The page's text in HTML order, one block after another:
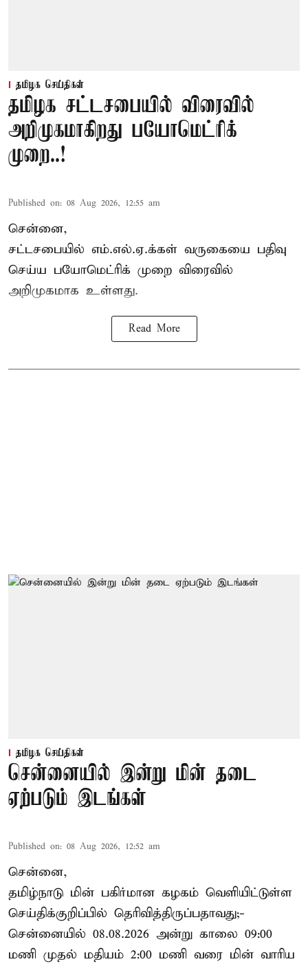
தமிழக செய்திகள்
தமிழக சட்டசபையில் விரைவில்
அறிமுகமாகிறது பயோமெட்ரிக்
முறை..!
Published on: 08 Aug 2026, 12:55 am
சென்னை,
சட்டசபையில் எம்.எல்.ஏ.க்கள் வருகையை பதிவு
செய்ய பயோமெட்ரிக் முறை விரைவில்
அறிமுகமாக உள்ளது.
Read More
தமிழக செய்திகள்
சென்னையில் இன்று மின் தடை
ஏற்படும் இடங்கள்
Published on: 08 Aug 2026, 12:52 am
சென்னை,
தமிழ்நாடு மின் பகிர்மான கழகம் வெளியிட்டுள்ள
செய்திக்குறிப்பில் தெரிவித்திருப்பதாவது;-
சென்னையில் 08.08.2026 அன்று காலை 09:00
மணி முதல் மதியம் 2:00 மணி வரை மின் வாரிய